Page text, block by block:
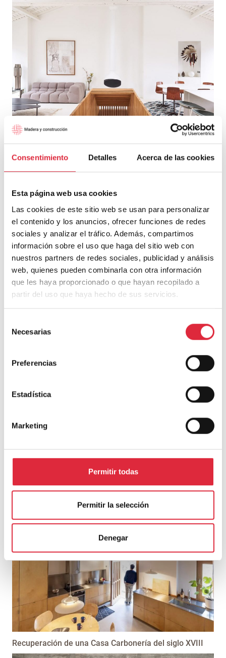
Consentimiento Detalles Acerca de las cookies
Esta página web usa cookies
Las cookies de este sitio web se usan para personalizar
el contenido y los anuncios, ofrecer funciones de redes
sociales y analizar el tráfico. Además, compartimos
información sobre el uso que haga del sitio web con
nuestros partners de redes sociales, publicidad y análisis
web, quienes pueden combinarla con otra información
que les haya proporcionado o que hayan recopilado a
partir del uso que haya hecho de sus servicios.
Necesarias
Preferencias
Estadística
Marketing
Permitir todas
Permitir la selección
Denegar
Madera y Construcción
Noticias de actualidad y proyectos vinculados a
la madera. Una selección del equipo editorial del
Frontón y espacio de usos múltiples de Aguilar de
Recuperación de una Casa Carbonería del siglo XVIII